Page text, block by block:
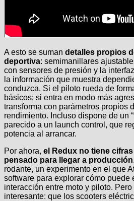
A esto se suman detalles propios
deportiva: semimanillares
con sensores de presión y la
la información que muestra
conduzca. Si el piloto rueda de
básicos; si entra en modo más
transforma con parámetros propios
rendimiento. Incluso dispone de un
parecido a un launch control, que
potencia al arrancar.
Por ahora, el Redux no tiene
pensado para llegar a producción
rodante, un experimento en el que
software para explorar cómo puede
interacción entre moto y piloto.
interesante: que los scooters